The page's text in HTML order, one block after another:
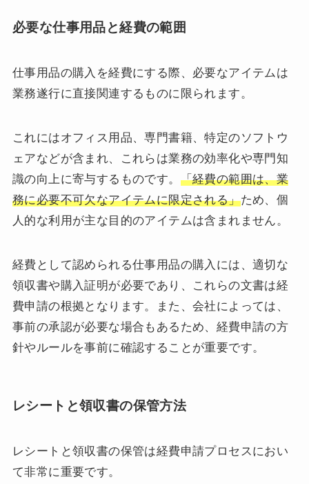
必要な仕事用品と経費の範囲
仕事用品の購入を経費にする際、必要なアイテムは
業務遂行に直接関連するものに限られます。
これにはオフィス用品、専門書籍、特定のソフトウ
ェアなどが含まれ、これらは業務の効率化や専門知
識の向上に寄与するものです。 「経費の範囲は、業
務に必要不可欠なアイテムに限定される」ため、個
人的な利用が主な目的のアイテムは含まれません。
経費として認められる仕事用品の購入には、適切な
領収書や購入証明が必要であり、これらの文書は経
費申請の根拠となります。また、会社によっては、
事前の承認が必要な場合もあるため、経費申請の方
針やルールを事前に確認することが重要です。
レシートと領収書の保管方法
レシートと領収書の保管は経費申請プロセスにおい
て非常に重要です。